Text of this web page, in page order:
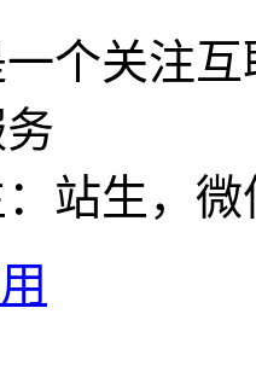
个关注
站生，微